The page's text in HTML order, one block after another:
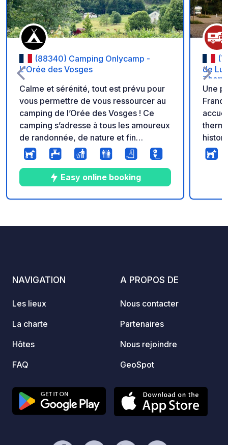
(88340) Camping Onlycamp -
L'Orée des Vosges
Calme et sérénité, tout est prévu pour
vous permettre de vous ressourcer au
camping de l’Orée des Vosges ! Ce
camping s’adresse à tous les amoureux
de randonnée, de nature et fin
gourmets désireux de découvrir le
patrimoine local. L’ensemble du
camping est aménagé, afin d’être
accessible aux véhicules pour passer
de belles vacances en famille.
Easy online booking
de
Une
pour
6A
NAVIGATION
Les lieux
La charte
Hôtes
FAQ
A PROPOS DE
Nous contacter
Partenaires
Nous rejoindre
GeoSpot